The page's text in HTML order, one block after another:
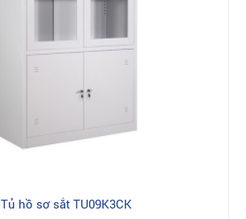
Tủ hồ sơ sắt TU09K3CK